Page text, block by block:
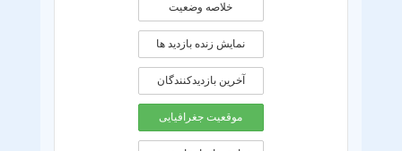
خلاصه وضعیت
نمایش زنده بازدید ها
آخرین بازدیدکنندگان
موقعيت جغرافيايی